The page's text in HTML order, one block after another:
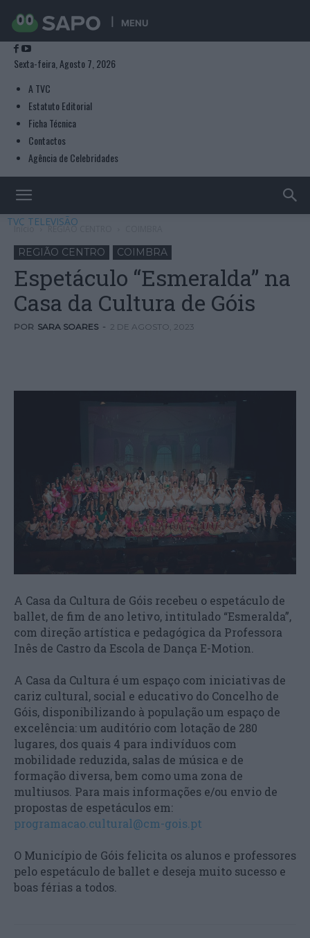
MENU
Sexta-feira, Agosto 7, 2026
A TVC
Estatuto Editorial
Ficha Técnica
Contactos
Agência de Celebridades
TVC TELEVISÃO
Início REGIÃO CENTRO
REGIÃO CENTRO COIMBRA
Espetáculo “Esmeralda” na
Casa da Cultura de Góis
POR SARA SOARES - 2 DE AGOSTO, 2023
A Casa da Cultura de Góis recebeu o espetáculo de
ballet, de fim de ano letivo, intitulado “Esmeralda”,
com direção artística e pedagógica da Professora
Inês de Castro da Escola de Dança E-Motion.
A Casa da Cultura é um espaço com iniciativas de
cariz cultural, social e educativo do Concelho de
Góis, disponibilizando à população um espaço de
excelência: um auditório com lotação de 280
lugares, dos quais 4 para indivíduos com
mobilidade reduzida, salas de música e de
formação diversa, bem como uma zona de
multiusos. Para mais informações e/ou envio de
propostas de espetáculos em:
programacao.cultural@cm-gois.pt
O Município de Góis felicita os alunos e professores
pelo espetáculo de ballet e deseja muito sucesso e
boas férias a todos.